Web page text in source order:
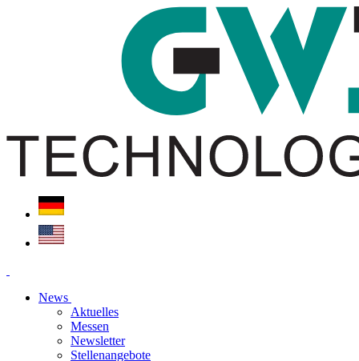
News
Aktuelles
Messen
Newsletter
Stellenangebote